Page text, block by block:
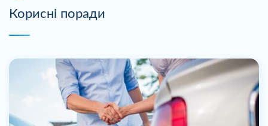
Корисні поради